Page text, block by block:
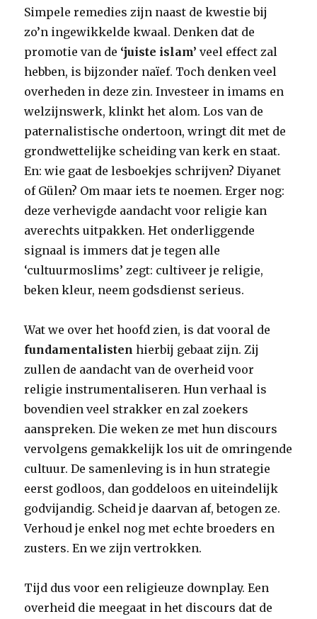
Simpele remedies zijn naast de kwestie bij
zo’n ingewikkelde kwaal. Denken dat de
promotie van de ‘juiste islam’ veel effect zal
hebben, is bijzonder naïef. Toch denken veel
overheden in deze zin. Investeer in imams en
welzijnswerk, klinkt het alom. Los van de
paternalistische ondertoon, wringt dit met de
grondwettelijke scheiding van kerk en staat.
En: wie gaat de lesboekjes schrijven? Diyanet
of Gülen? Om maar iets te noemen. Erger nog:
deze verhevigde aandacht voor religie kan
averechts uitpakken. Het onderliggende
signaal is immers dat je tegen alle
‘cultuurmoslims’ zegt: cultiveer je religie,
beken kleur, neem godsdienst serieus.
Wat we over het hoofd zien, is dat vooral de
fundamentalisten hierbij gebaat zijn. Zij
zullen de aandacht van de overheid voor
religie instrumentaliseren. Hun verhaal is
bovendien veel strakker en zal zoekers
aanspreken. Die weken ze met hun discours
vervolgens gemakkelijk los uit de omringende
cultuur. De samenleving is in hun strategie
eerst godloos, dan goddeloos en uiteindelijk
godvijandig. Scheid je daarvan af, betogen ze.
Verhoud je enkel nog met echte broeders en
zusters. En we zijn vertrokken.
Tijd dus voor een religieuze downplay. Een
overheid die meegaat in het discours dat de